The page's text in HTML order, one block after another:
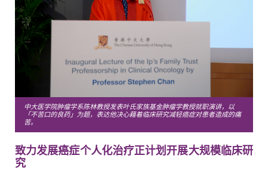
中大医学院肿瘤学系陈林教授发表叶氏家族基金肿瘤学教授就职演讲，以
「不苦口的良药」为题，表达他决心藉着临床研究减轻癌症对患者造成的痛
苦。
致力发展癌症个人化治疗正计划开展大规模临床研
究